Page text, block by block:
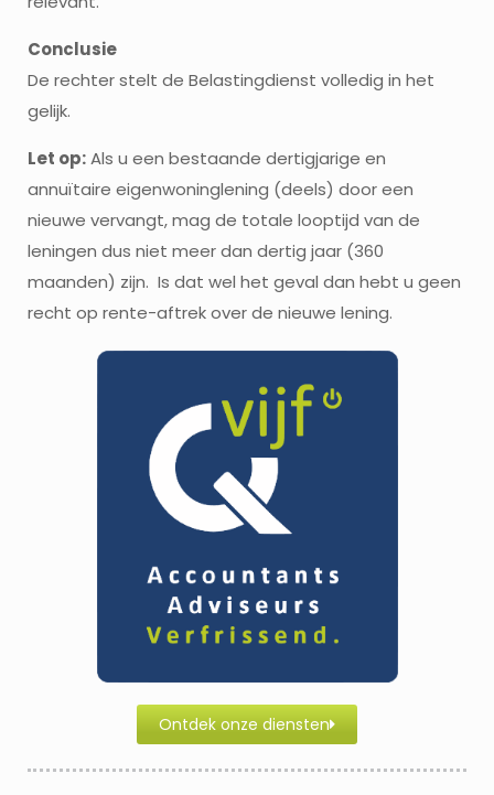
Conclusie
De rechter stelt de Belastingdienst volledig in het
gelijk.
Let op:Als u een bestaande dertigjarige en
annuïtaire eigenwoninglening (deels) door een
nieuwe vervangt, mag de totale looptijd van de
leningen dus niet meer dan dertig jaar (360
maanden) zijn. Is dat wel het geval dan hebt u geen
recht op rente-aftrek over de nieuwe lening.
Ontdek onze diensten